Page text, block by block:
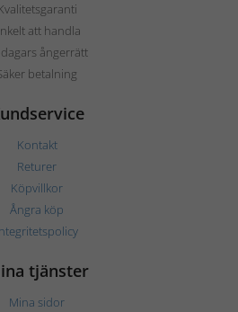
att handla
ångerrätt
betalning
Kontakt
Returer
Köpvillkor
Ångra köp
tjänster
Mina sidor